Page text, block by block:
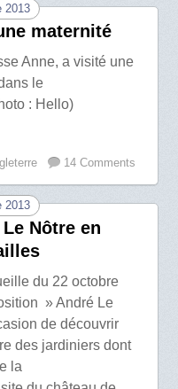
2013
maternité
Anne, a visité une
le
: Hello)
14 Comments
2013
Nôtre en
du 22 octobre
» André Le
de découvrir
des jardiniers dont
la